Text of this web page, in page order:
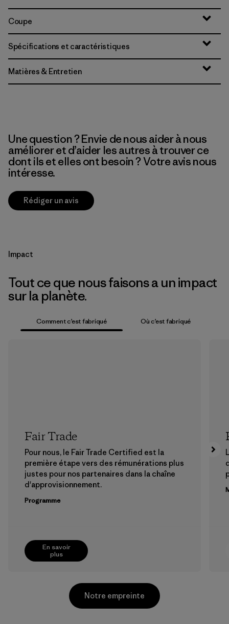
Coupe
Spécifications et caractéristiques
Matières & Entretien
Une question ? Envie de nous aider à nous
améliorer et d’aider les autres à trouver ce
dont ils et elles ont besoin ? Votre avis nous
intéresse.
Rédiger un avis
Impact
Tout ce que nous faisons a un impact
sur la planète.
Comment c’est fabriqué Où c’est fabriqué
En savoir
plus
Fair Trade
Pour nous, le Fair Trade Certified est la
première étape vers des rémunérations plus
justes pour nos partenaires dans la chaîne
d'approvisionnement.
Programme
Notre empreinte